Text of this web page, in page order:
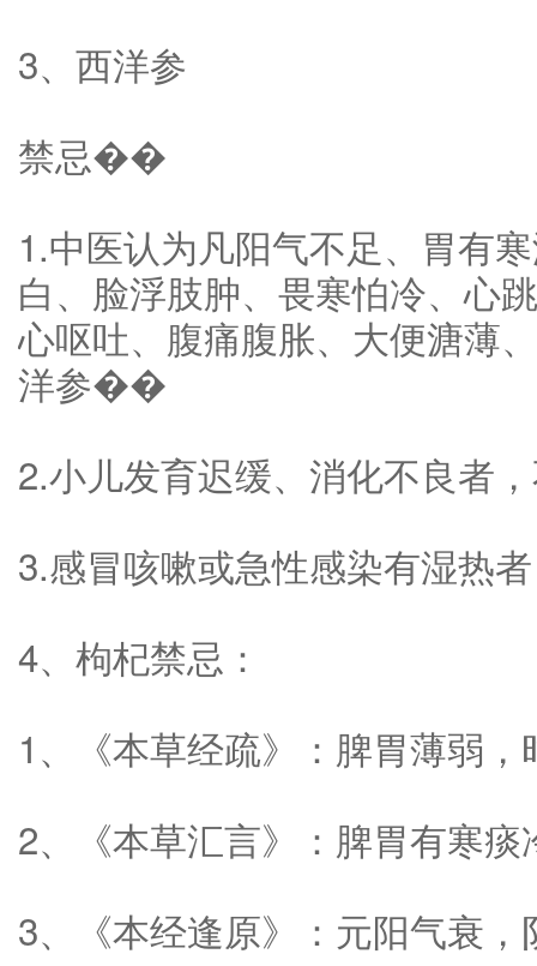
3、西洋参
禁忌��
1.中医认为凡阳气不足、胃有
白、脸浮肢肿、畏寒怕冷、
心呕吐、腹痛腹胀、大便溏薄
洋参��
2.小儿发育迟缓、消化不良者
3.感冒咳嗽或急性感染有湿热
4、枸杞禁忌：
1、《本草经疏》：脾胃薄弱
2、《本草汇言》：脾胃有寒
3、《本经逢原》：元阳气衰